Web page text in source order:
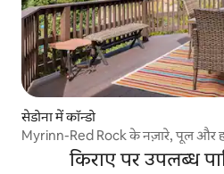
सेडोना में कॉन्डो
Myrinn-Red Rock के नज़ारे, पूल और
किराए पर उपलब्ध